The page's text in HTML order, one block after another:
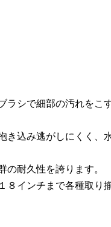
ラシで細部の汚れをこ
き込み逃がしにくく、
耐久性を誇ります。
インチまで各種取り